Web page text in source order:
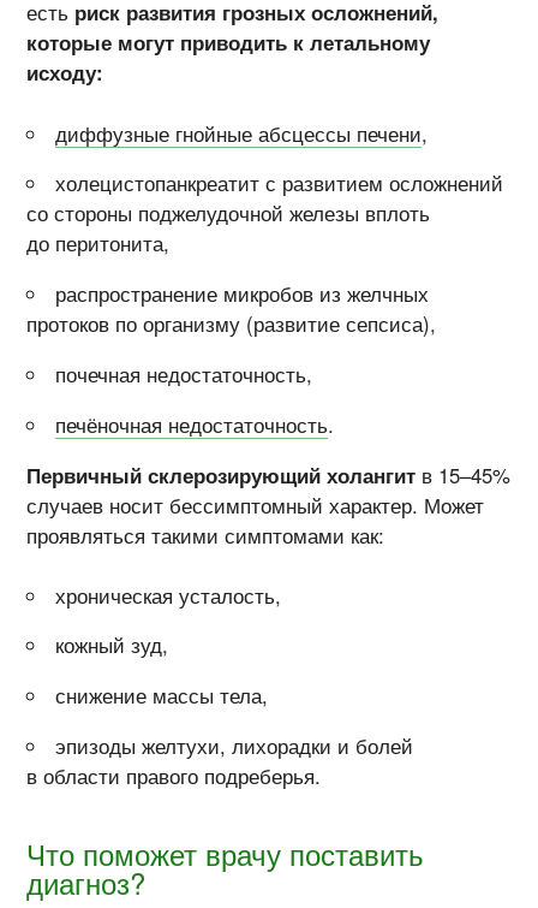
есть риск развития грозных осложнений,
которые могут приводить к летальному
исходу:
диффузные гнойные абсцессы печени,
холецистопанкреатит с развитием осложнений
со стороны поджелудочной железы вплоть
до перитонита,
распространение микробов из желчных
протоков по организму (развитие сепсиса),
почечная недостаточность,
печёночная недостаточность.
Первичный склерозирующий холангит в 15–45%
случаев носит бессимптомный характер. Может
проявляться такими симптомами как:
хроническая усталость,
кожный зуд,
снижение массы тела,
эпизоды желтухи, лихорадки и болей
в области правого подреберья.
Что поможет врачу поставить
диагноз?